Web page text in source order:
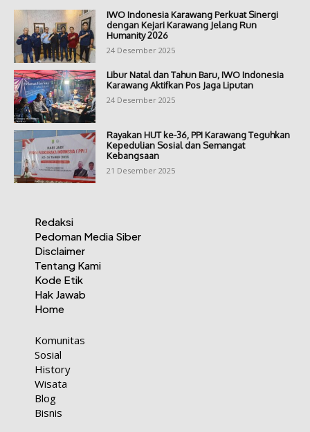
IWO Indonesia Karawang Perkuat Sinergi
dengan Kejari Karawang Jelang Run
Humanity 2026
24 Desember 2025
Libur Natal dan Tahun Baru, IWO Indonesia
Karawang Aktifkan Pos Jaga Liputan
24 Desember 2025
Rayakan HUT ke-36, PPI Karawang Teguhkan
Kepedulian Sosial dan Semangat
Kebangsaan
21 Desember 2025
Redaksi
Pedoman Media Siber
Disclaimer
Tentang Kami
Kode Etik
Hak Jawab
Home
Komunitas
Sosial
History
Wisata
Blog
Bisnis